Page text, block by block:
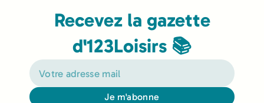
Recevez la gazette
d'123Loisirs 📚
Je m'abonne